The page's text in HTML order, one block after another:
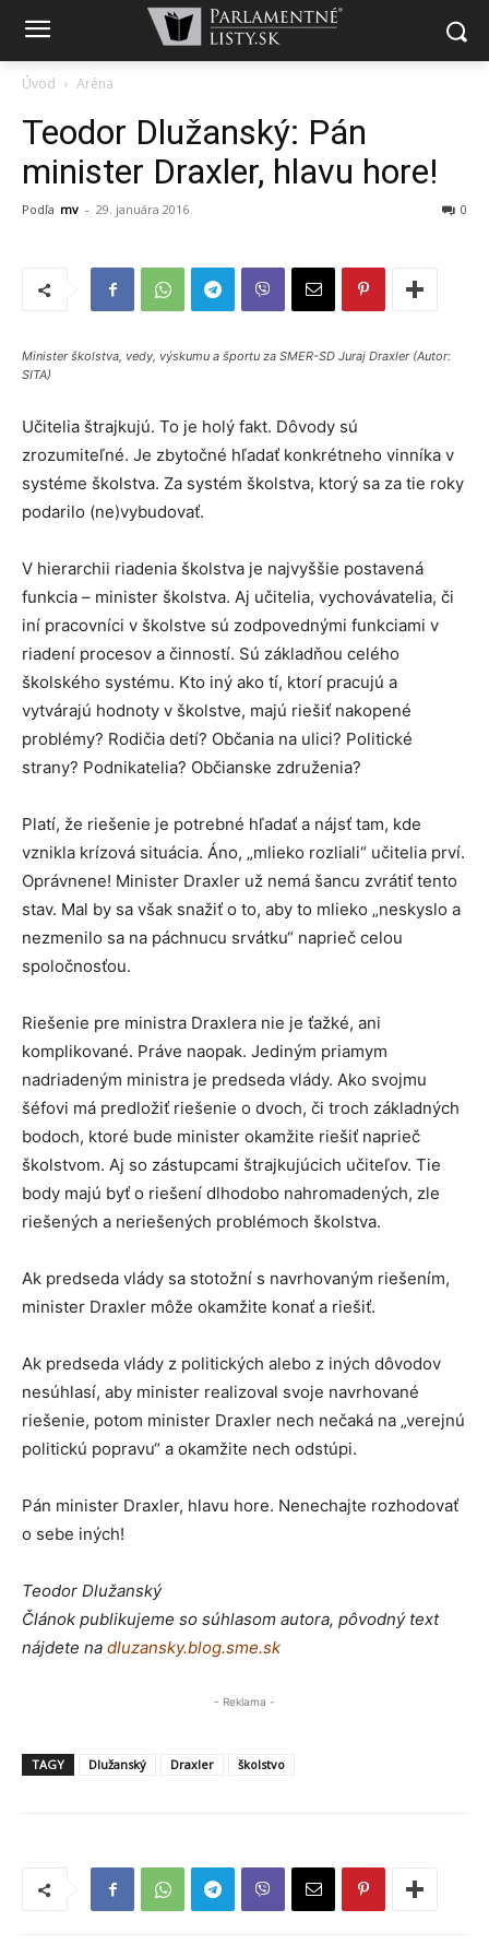
Úvod Aréna
Teodor Dlužanský: Pán
minister Draxler, hlavu hore!
Podľa mv - 29. januára 2016 0
Minister školstva, vedy, výskumu a športu za SMER-SD Juraj Draxler (Autor:
SITA)
Učitelia štrajkujú. To je holý fakt. Dôvody sú
zrozumiteľné. Je zbytočné hľadať konkrétneho vinníka v
systéme školstva. Za systém školstva, ktorý sa za tie roky
podarilo (ne)vybudovať.
V hierarchii riadenia školstva je najvyššie postavená
funkcia – minister školstva. Aj učitelia, vychovávatelia, či
iní pracovníci v školstve sú zodpovednými funkciami v
riadení procesov a činností. Sú základňou celého
školského systému. Kto iný ako tí, ktorí pracujú a
vytvárajú hodnoty v školstve, majú riešiť nakopené
problémy? Rodičia detí? Občania na ulici? Politické
strany? Podnikatelia? Občianske združenia?
Platí, že riešenie je potrebné hľadať a nájsť tam, kde
vznikla krízová situácia. Áno, „mlieko rozliali“ učitelia prví.
Oprávnene! Minister Draxler už nemá šancu zvrátiť tento
stav. Mal by sa však snažiť o to, aby to mlieko „neskyslo a
nezmenilo sa na páchnucu srvátku“ naprieč celou
spoločnosťou.
Riešenie pre ministra Draxlera nie je ťažké, ani
komplikované. Práve naopak. Jediným priamym
nadriadeným ministra je predseda vlády. Ako svojmu
šéfovi má predložiť riešenie o dvoch, či troch základných
bodoch, ktoré bude minister okamžite riešiť naprieč
školstvom. Aj so zástupcami štrajkujúcich učiteľov. Tie
body majú byť o riešení dlhodobo nahromadených, zle
riešených a neriešených problémoch školstva.
Ak predseda vlády sa stotožní s navrhovaným riešením,
minister Draxler môže okamžite konať a riešiť.
Ak predseda vlády z politických alebo z iných dôvodov
nesúhlasí, aby minister realizoval svoje navrhované
riešenie, potom minister Draxler nech nečaká na „verejnú
politickú popravu“ a okamžite nech odstúpi.
Pán minister Draxler, hlavu hore. Nenechajte rozhodovať
o sebe iných!
Teodor Dlužanský
Článok publikujeme so súhlasom autora, pôvodný text
nájdete na dluzansky.blog.sme.sk
- Reklama -
TAGY Dlužanský Draxler školstvo